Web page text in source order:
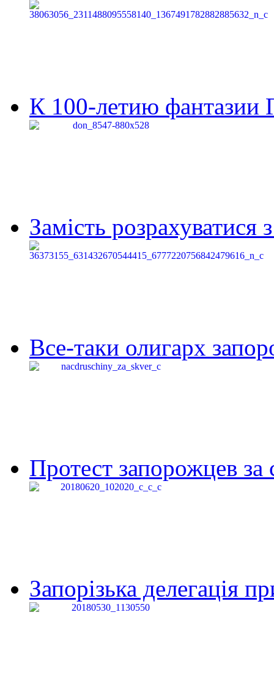
К 100-летию фантазии
Замість
Все-таки олигарх
Протест запорожцев за
Запорізька делегація